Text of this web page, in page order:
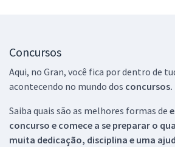
Concursos
Aqui, no Gran, você fica por dentro de
acontecendo no mundo dos concursos.
Saiba quais são as melhores formas de
concurso e comece a se preparar o
muita dedicação, disciplina e uma